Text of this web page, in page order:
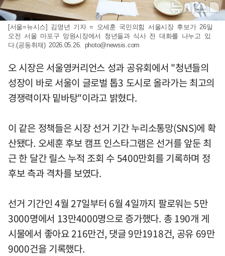
[서울=뉴시스] 김명년 기자 = 오세훈 국민의힘 서울시장 후보가 26일
오전 서울 마포구 망원시장에서 청년들과 식사 전 대화를 나누고 있
다.(공동취재) 2026.05.26. photo@newsis.com
오 시장은 서울영커리언스 성과 공유회에서 "청년들의
성장이 바로 서울이 글로벌 톱3 도시로 올라가는 최고의
경쟁력이자 밑바탕"이라고 밝혔다.
이 같은 정책들은 시장 선거 기간 누리소통망(SNS)에 확
산됐다. 오세훈 후보 캠프 인스타그램은 선거를 앞둔 최
근 한 달간 릴스 누적 조회 수 5400만회를 기록하며 정
후보 측과 격차를 보였다.
선거 기간인 4월 27일부터 6월 4일까지 팔로워는 5만
3000명에서 13만4000명으로 증가했다. 총 190개 게
시물에서 좋아요 216만건, 댓글 9만1918건, 공유 69만
9000건을 기록했다.